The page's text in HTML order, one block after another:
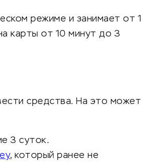
режиме и занимает от 1
карты от 10 минут до 3
средства. На это может
3 суток.
, который ранее не